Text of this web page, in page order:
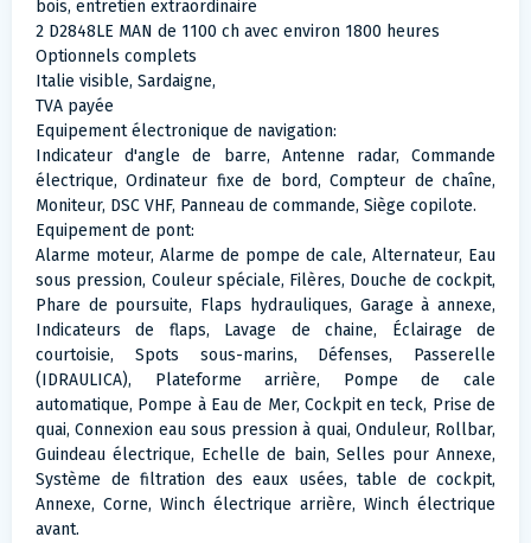
bois, entretien extraordinaire
2 D2848LE MAN de 1100 ch avec environ 1800 heures
Optionnels complets
Italie visible, Sardaigne,
TVA payée
Equipement électronique de navigation:
Indicateur d'angle de barre, Antenne radar, Commande
électrique, Ordinateur fixe de bord, Compteur de chaîne,
Moniteur, DSC VHF, Panneau de commande, Siège copilote.
Equipement de pont:
Alarme moteur, Alarme de pompe de cale, Alternateur, Eau
sous pression, Couleur spéciale, Filères, Douche de cockpit,
Phare de poursuite, Flaps hydrauliques, Garage à annexe,
Indicateurs de flaps, Lavage de chaine, Éclairage de
courtoisie, Spots sous-marins, Défenses, Passerelle
(IDRAULICA), Plateforme arrière, Pompe de cale
automatique, Pompe à Eau de Mer, Cockpit en teck, Prise de
quai, Connexion eau sous pression à quai, Onduleur, Rollbar,
Guindeau électrique, Echelle de bain, Selles pour Annexe,
Système de filtration des eaux usées, table de cockpit,
Annexe, Corne, Winch électrique arrière, Winch électrique
avant.